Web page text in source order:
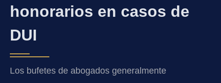
honorarios en casos de
DUI
Los bufetes de abogados generalmente